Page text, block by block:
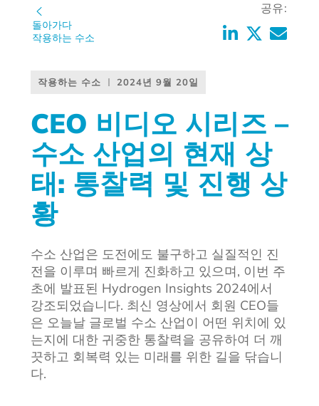
돌아가다
작용하는 수소
공유:
작용하는 수소 2024년 9월 20일
CEO 비디오 시리즈 –
수소 산업의 현재 상
태: 통찰력 및 진행 상
황
수소 산업은 도전에도 불구하고 실질적인 진
전을 이루며 빠르게 진화하고 있으며, 이번 주
초에 발표된 Hydrogen Insights 2024에서
강조되었습니다. 최신 영상에서 회원 CEO들
은 오늘날 글로벌 수소 산업이 어떤 위치에 있
는지에 대한 귀중한 통찰력을 공유하여 더 깨
끗하고 회복력 있는 미래를 위한 길을 닦습니
다.